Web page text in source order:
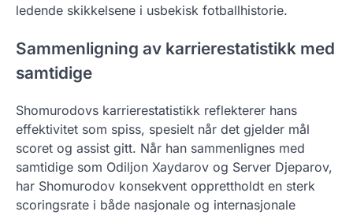
ledende skikkelsene i usbekisk fotballhistorie.
Sammenligning av karrierestatistikk med
samtidige
Shomurodovs karrierestatistikk reflekterer hans
effektivitet som spiss, spesielt når det gjelder mål
scoret og assist gitt. Når han sammenlignes med
samtidige som Odiljon Xaydarov og Server Djeparov,
har Shomurodov konsekvent opprettholdt en sterk
scoringsrate i både nasjonale og internasjonale